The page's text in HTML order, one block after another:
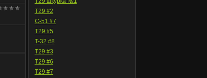
T29 #2
С-51 #7
T29 #5
T-32 #8
T29 #3
T29 #6
T29 #7